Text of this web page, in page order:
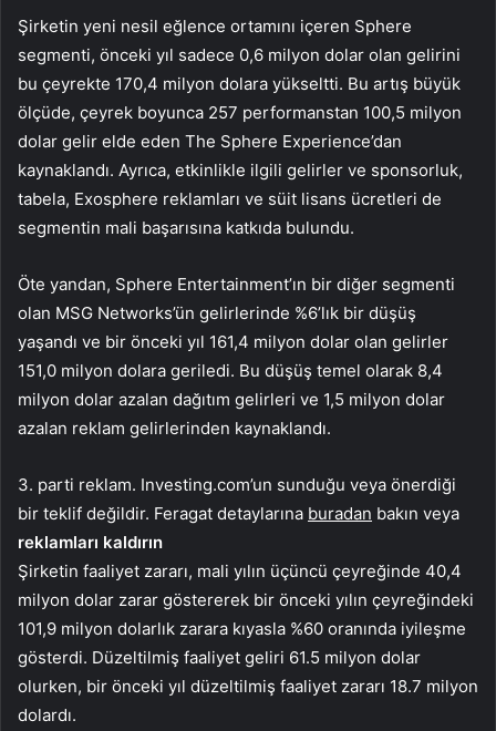
Şirketin yeni nesil eğlence ortamını içeren Sphere
segmenti, önceki yıl sadece 0,6 milyon dolar olan gelirini
bu çeyrekte 170,4 milyon dolara yükseltti. Bu artış büyük
ölçüde, çeyrek boyunca 257 performanstan 100,5 milyon
dolar gelir elde eden The Sphere Experience’dan
kaynaklandı. Ayrıca, etkinlikle ilgili gelirler ve sponsorluk,
tabela, Exosphere reklamları ve süit lisans ücretleri de
segmentin mali başarısına katkıda bulundu.
Öte yandan, Sphere Entertainment’ın bir diğer segmenti
olan MSG Networks’ün gelirlerinde %6’lık bir düşüş
yaşandı ve bir önceki yıl 161,4 milyon dolar olan gelirler
151,0 milyon dolara geriledi. Bu düşüş temel olarak 8,4
milyon dolar azalan dağıtım gelirleri ve 1,5 milyon dolar
azalan reklam gelirlerinden kaynaklandı.
3. parti reklam. Investing.com’un sunduğu veya önerdiği
bir teklif değildir. Feragat detaylarına buradan bakın veya
reklamları kaldırın
Şirketin faaliyet zararı, mali yılın üçüncü çeyreğinde 40,4
milyon dolar zarar göstererek bir önceki yılın çeyreğindeki
101,9 milyon dolarlık zarara kıyasla %60 oranında iyileşme
gösterdi. Düzeltilmiş faaliyet geliri 61.5 milyon dolar
olurken, bir önceki yıl düzeltilmiş faaliyet zararı 18.7 milyon
dolardı.